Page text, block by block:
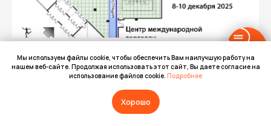
8-10 декабря 2025 MMC Scope ICG на
выставке при XIV Национальном конгрессе с
международным участием имени Н.О.
Миланова «Пластическая хирургия,
эстетическая медицина и косметология»
Мы используем файлы cookie, чтобы обеспечить Вам наилучшую работу на
нашем веб-сайте. Продолжая использовать этот сайт, Вы даете согласие на
использование файлов cookie. Подробнее
Хорошо